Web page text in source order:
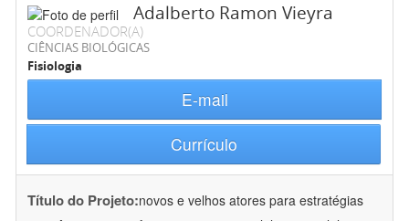
Adalberto Ramon Vieyra
COORDENADOR(A)
CIÊNCIAS BIOLÓGICAS
Fisiologia
E-mail
Currículo
Título do Projeto:novos e velhos atores para estratégias